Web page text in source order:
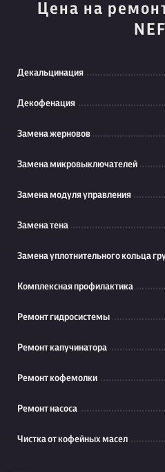
Цена на
Декальцинация
Декофенация
Замена жерновов
Замена микровыключателей
Замена модуля управления
Замена тена
Замена уплотнительного кольца
Комплексная профилактика
Ремонт гидросистемы
Ремонт капучинатора
Ремонт кофемолки
Ремонт насоса
Чистка от кофейных масел